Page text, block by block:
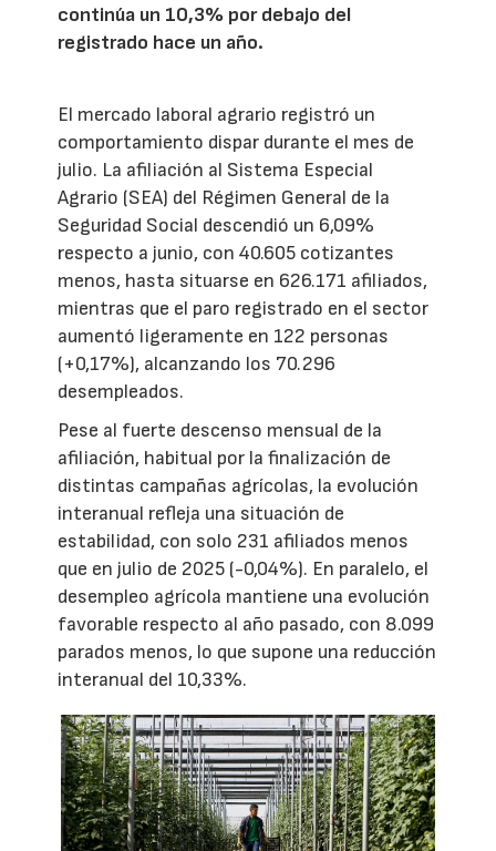
continúa un 10,3% por debajo del
registrado hace un año.
El mercado laboral agrario registró un
comportamiento dispar durante el mes de
julio. La afiliación al Sistema Especial
Agrario (SEA) del Régimen General de la
Seguridad Social descendió un 6,09%
respecto a junio, con 40.605 cotizantes
menos, hasta situarse en 626.171 afiliados,
mientras que el paro registrado en el sector
aumentó ligeramente en 122 personas
(+0,17%), alcanzando los 70.296
desempleados.
Pese al fuerte descenso mensual de la
afiliación, habitual por la finalización de
distintas campañas agrícolas, la evolución
interanual refleja una situación de
estabilidad, con solo 231 afiliados menos
que en julio de 2025 (-0,04%). En paralelo, el
desempleo agrícola mantiene una evolución
favorable respecto al año pasado, con 8.099
parados menos, lo que supone una reducción
interanual del 10,33%.